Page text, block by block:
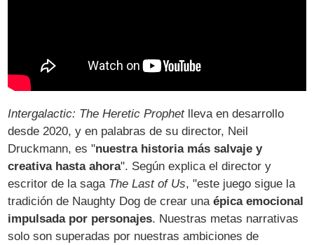
Intergalactic: The Heretic Prophetlleva en desarrollo
desde 2020, y en palabras de su director, Neil
Druckmann, es "nuestra historia más salvaje y
creativa hasta ahora". Según explica el director y
escritor de la saga The Last of Us, "este juego sigue la
tradición de Naughty Dog de crear unaépica emocional
impulsada por personajes. Nuestras metas narrativas
solo son superadas por nuestras ambiciones de